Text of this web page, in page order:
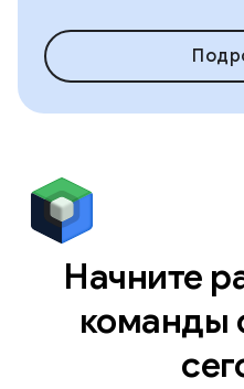
Начните
команды